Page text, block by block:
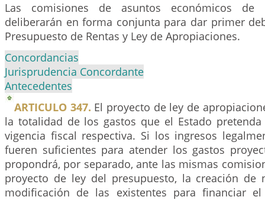
Las comisiones de asuntos económicos de
deliberarán en forma conjunta para dar primer
Presupuesto de Rentas y Ley de Apropiaciones.
Concordancias
Jurisprudencia Concordante
Antecedentes
ARTICULO 347. El proyecto de ley de
la totalidad de los gastos que el Estado
vigencia fiscal respectiva. Si los ingresos
fueren suficientes para atender los gastos
propondrá, por separado, ante las mismas
proyecto de ley del presupuesto, la creación de
modificación de las existentes para financiar